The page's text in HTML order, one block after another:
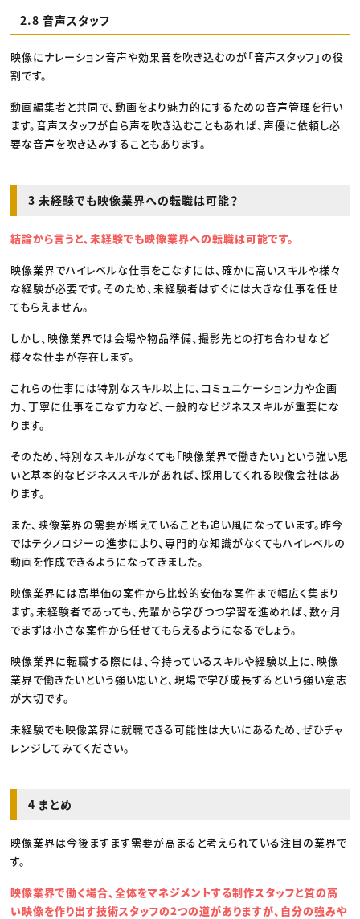
2.8 音声スタッフ
映像にナレーション音声や効果音を吹き込むのが「音声スタッフ」の役
割です。
動画編集者と共同で、動画をより魅力的にするための音声管理を行い
ます。音声スタッフが自ら声を吹き込むこともあれば、声優に依頼し必
要な音声を吹き込みすることもあります。
3 未経験でも映像業界への転職は可能？
結論から言うと、未経験でも映像業界への転職は可能です。
映像業界でハイレベルな仕事をこなすには、確かに高いスキルや様々
な経験が必要です。そのため、未経験者はすぐには大きな仕事を任せ
てもらえません。
しかし、映像業界では会場や物品準備、撮影先との打ち合わせなど
様々な仕事が存在します。
これらの仕事には特別なスキル以上に、コミュニケーション力や企画
力、丁寧に仕事をこなす力など、一般的なビジネススキルが重要にな
ります。
そのため、特別なスキルがなくても「映像業界で働きたい」という強い思
いと基本的なビジネススキルがあれば、採用してくれる映像会社はあ
ります。
また、映像業界の需要が増えていることも追い風になっています。昨今
ではテクノロジーの進歩により、専門的な知識がなくてもハイレベルの
動画を作成できるようになってきました。
映像業界には高単価の案件から比較的安価な案件まで幅広く集まり
ます。未経験者であっても、先輩から学びつつ学習を進めれば、数ヶ月
でまずは小さな案件から任せてもらえるようになるでしょう。
映像業界に転職する際には、今持っているスキルや経験以上に、映像
業界で働きたいという強い思いと、現場で学び成長するという強い意志
が大切です。
未経験でも映像業界に就職できる可能性は大いにあるため、ぜひチャ
レンジしてみてください。
4 まとめ
映像業界は今後ますます需要が高まると考えられている注目の業界で
す。
映像業界で働く場合、全体をマネジメントする制作スタッフと質の高
い映像を作り出す技術スタッフの2つの道がありますが、自分の強みや